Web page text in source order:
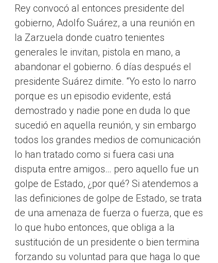
Rey convocó al entonces presidente del
gobierno, Adolfo Suárez, a una reunión en
la Zarzuela donde cuatro tenientes
generales le invitan, pistola en mano, a
abandonar el gobierno. 6 días después el
presidente Suárez dimite. “Yo esto lo narro
porque es un episodio evidente, está
demostrado y nadie pone en duda lo que
sucedió en aquella reunión, y sin embargo
todos los grandes medios de comunicación
lo han tratado como si fuera casi una
disputa entre amigos… pero aquello fue un
golpe de Estado, ¿por qué? Si atendemos a
las definiciones de golpe de Estado, se trata
de una amenaza de fuerza o fuerza, que es
lo que hubo entonces, que obliga a la
sustitución de un presidente o bien termina
forzando su voluntad para que haga lo que